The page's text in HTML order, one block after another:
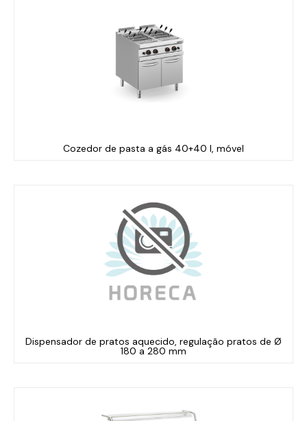
Cozedor de pasta a gás 40+40 l, móvel
Dispensador de pratos aquecido, regulação pratos de Ø
180 a 280 mm